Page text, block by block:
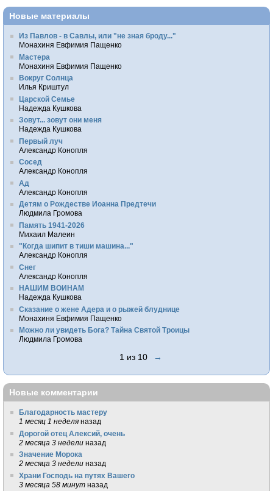
Новые материалы
Из Павлов - в Савлы, или "не зная броду..."
Монахиня Евфимия Пащенко
Мастера
Монахиня Евфимия Пащенко
Вокруг Солнца
Илья Криштул
Царской Семье
Надежда Кушкова
Зовут... зовут они меня
Надежда Кушкова
Первый луч
Александр Конопля
Сосед
Александр Конопля
Ад
Александр Конопля
Детям о Рождестве Иоанна Предтечи
Людмила Громова
Память 1941-2026
Михаил Малеин
"Когда шипит в тиши машина..."
Александр Конопля
Снег
Александр Конопля
НАШИМ ВОИНАМ
Надежда Кушкова
Сказание о жене Адера и о рыжей блуднице
Монахиня Евфимия Пащенко
Можно ли увидеть Бога? Тайна Святой Троицы
Людмила Громова
1 из 10 →
Новые комментарии
Благодарность мастеру
1 месяц 1 неделя назад
Дорогой отец Алексий, очень
2 месяца 3 недели назад
Значение Морока
2 месяца 3 недели назад
Храни Господь на путях Вашего
3 месяца 58 минут назад